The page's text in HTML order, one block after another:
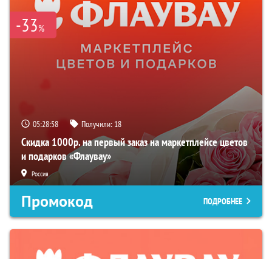
-33%
05:28:57 Получили: 18
Скидка 1000р. на первый заказ на маркетплейсе цветов
и подарков «Флаувау»
Россия
Промокод ПОДРОБНЕЕ